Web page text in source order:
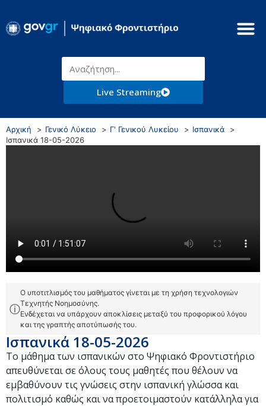
Live Streaming
Αρχική Γενικό Λύκειο Γ' Γενικού Λυκείου
Ισπανικά
Ισπανικά 18-05-2026
ⓘ
Ο υποτιτλισμός του μαθήματος γίνεται με τη χρήση τεχνολογιών
Τεχνητής Νοημοσύνης.
Ενδέχεται να υπάρχουν αποκλίσεις μεταξύ του προφορικού λόγου
και της γραπτής αποτύπωσής του.
Ισπανικά 18-05-2026
Το μάθημα των ισπανικών στο Ψηφιακό Φροντιστήριο
απευθύνεται σε όλους τους μαθητές που θέλουν να
εμβαθύνουν τις γνώσεις στην ισπανική γλώσσα και
πολιτισμό καθώς και να προετοιμαστούν κατάλληλα για